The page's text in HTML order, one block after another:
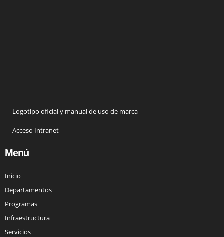
Logotipo oficial y manual de uso de marca
Acceso Intranet
Menú
Inicio
Departamentos
Programas
Infraestructura
Servicios